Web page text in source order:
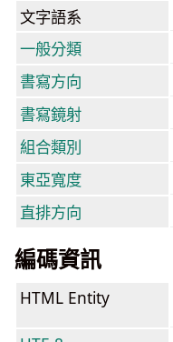
文字語系
一般分類
書寫方向
書寫鏡射
組合類別
東亞寬度
直排方向
編碼資訊
HTML Entity